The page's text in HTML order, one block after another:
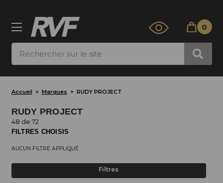
0
Accueil Marques RUDY PROJECT
RUDY PROJECT
48 de 72
FILTRES CHOISIS
AUCUN FILTRE APPLIQUÉ
Filtres